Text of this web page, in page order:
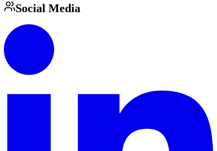
Social Media